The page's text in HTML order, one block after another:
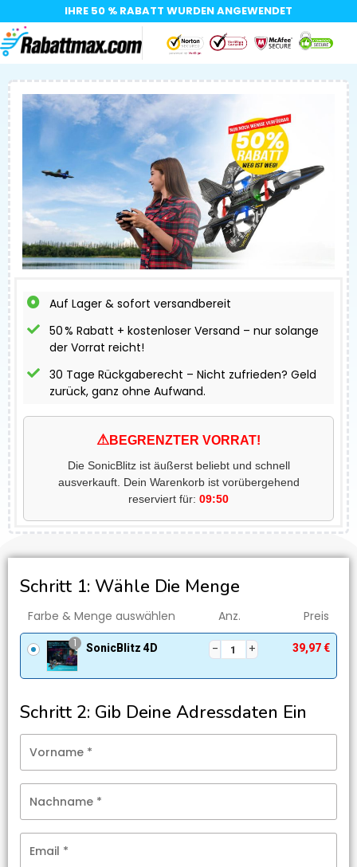
IHRE 50 % RABATT WURDEN ANGEWENDET​
Auf Lager & sofort versandbereit
50 % Rabatt + kostenloser Versand – nur solange
der Vorrat reicht!
30 Tage Rückgaberecht – Nicht zufrieden? Geld
zurück, ganz ohne Aufwand.
⚠BEGRENZTER VORRAT!
Die SonicBlitz ist äußerst beliebt und schnell
ausverkauft. Dein Warenkorb ist vorübergehend
reserviert für: 09:49
Schritt 1: Wähle Die Menge
Farbe & Menge auswählen Anz. Preis
1 SonicBlitz 4D 39,97€
Schritt 2: Gib Deine Adressdaten Ein
Vorname *
Nachname *
Email *